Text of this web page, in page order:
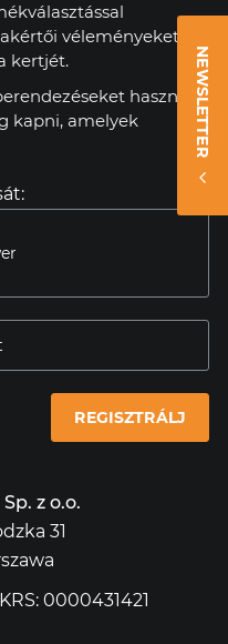
NEWSLETTER
véleményeket.
kertjét.
használ,
kapni, amelyek
REGISZTRÁLJ
z o.o.
31
KRS: 0000431421